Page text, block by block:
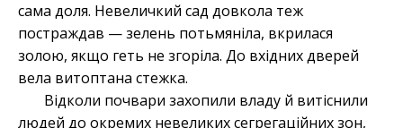
сама доля. Невеличкий сад довкола теж
постраждав — зелень потьмяніла, вкрилася
золою, якщо геть не згоріла. До вхідних дверей
вела витоптана стежка.
Відколи почвари захопили владу й витіснили
людей до окремих невеликих сегрегаційних зон,